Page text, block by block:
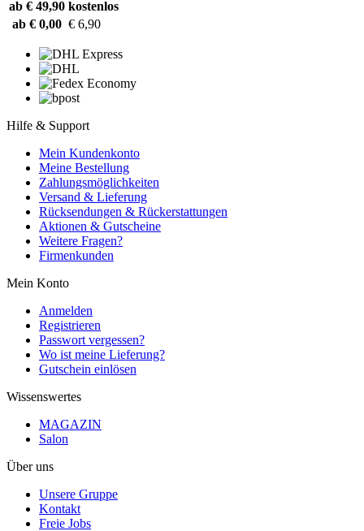
ab € 49,90 kostenlos
ab € 0,00 € 6,90
Hilfe & Support
Mein Kundenkonto
Meine Bestellung
Zahlungsmöglichkeiten
Versand & Lieferung
Rücksendungen & Rückerstattungen
Aktionen & Gutscheine
Weitere Fragen?
Firmenkunden
Mein Konto
Anmelden
Registrieren
Passwort vergessen?
Wo ist meine Lieferung?
Gutschein einlösen
Wissenswertes
MAGAZIN
Salon
Über uns
Unsere Gruppe
Kontakt
Freie Jobs